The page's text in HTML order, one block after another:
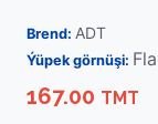
Brend: ADT
Ýüpek görnüşi:
167.00 TMT